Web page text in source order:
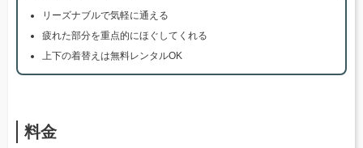
リーズナブルで気軽に通える
疲れた部分を重点的にほぐしてくれる
上下の着替えは無料レンタルOK
料金